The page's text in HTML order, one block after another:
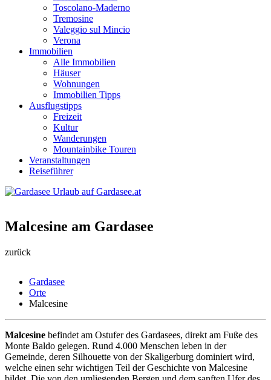
Toscolano-Maderno
Tremosine
Valeggio sul Mincio
Verona
Immobilien
Alle Immobilien
Häuser
Wohnungen
Immobilien Tipps
Ausflugstipps
Freizeit
Kultur
Wanderungen
Mountainbike Touren
Veranstaltungen
Reiseführer
Malcesine am Gardasee
zurück
Gardasee
Orte
Malcesine
Malcesine befindet am Ostufer des Gardasees, direkt am Fuße des
Monte Baldo gelegen. Rund 4.000 Menschen leben in der
Gemeinde, deren Silhouette von der Skaligerburg dominiert wird,
welche einen sehr wichtigen Teil der Geschichte von Malcesine